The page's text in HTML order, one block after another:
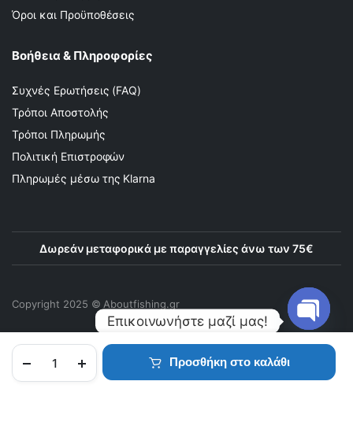
Προσθήκη στο καλάθι
Όροι και Προϋποθέσεις
Βοήθεια & Πληροφορίες
Συχνές Ερωτήσεις (FAQ)
Τρόποι Αποστολής
Τρόποι Πληρωμής
Πολιτική Επιστροφών
Πληρωμές μέσω της Klarna
Δωρεάν μεταφορικά με παραγγελίες άνω των 75€
Copyright 2025 © Αboutfishing.gr
ΑΡΧΙΚΉ ΠΡΟΪΌΝΤΑ ΑΓΑΠΗΜΈΝΑ ΛΟΓΑΡΙΑΣΜΌΣ
Επικοινωνήστε μαζί μας!
chaty